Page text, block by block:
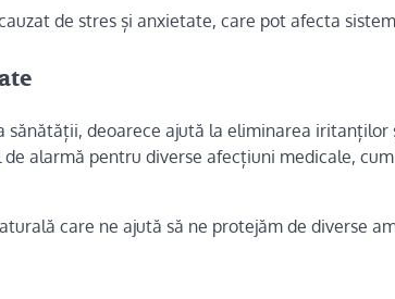
de stres și anxietate, care pot afecta
deoarece ajută la eliminarea iritanților
alarmă pentru diverse afecțiuni medicale,
care ne ajută să ne protejăm de diverse